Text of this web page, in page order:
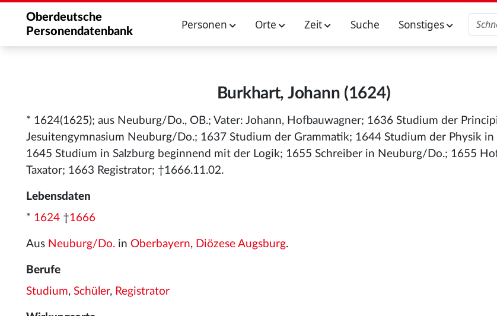
Oberdeutsche
Personendatenbank
Personen Orte Zeit Suche Sonstiges
Burkhart, Johann (1624)
* 1624(1625); aus Neuburg/Do., OB.; Vater: Johann, Hofbauwagner; 1636 Studium der
Jesuitengymnasium Neuburg/Do.; 1637 Studium der Grammatik; 1644 Studium der Physik in
1645 Studium in Salzburg beginnend mit der Logik; 1655 Schreiber in Neuburg/Do.; 1655
Taxator; 1663 Registrator; †1666.11.02.
Lebensdaten
* 1624 †1666
Aus Neuburg/Do. in Oberbayern, Diözese Augsburg.
Berufe
Studium, Schüler, Registrator